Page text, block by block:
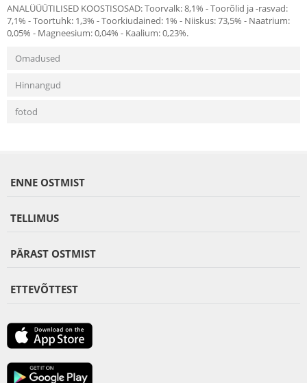
ANALÜÜÜTILISED KOOSTISOSAD: Toorvalk: 8,1% - Toorõlid ja -rasvad:
7,1% - Toortuhk: 1,3% - Toorkiudained: 1% - Niiskus: 73,5% - Naatrium:
0,05% - Magneesium: 0,04% - Kaalium: 0,23%.
Omadused
Hinnangud
fotod
ENNE OSTMIST
TELLIMUS
PÄRAST OSTMIST
ETTEVÕTTEST